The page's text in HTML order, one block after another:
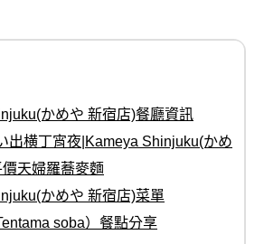
かめや 新宿店)餐廳資訊
出横丁宵夜|Kameya Shinjuku(かめ
天婦羅蕎麥麵
かめや 新宿店)菜單
soba）餐點分享